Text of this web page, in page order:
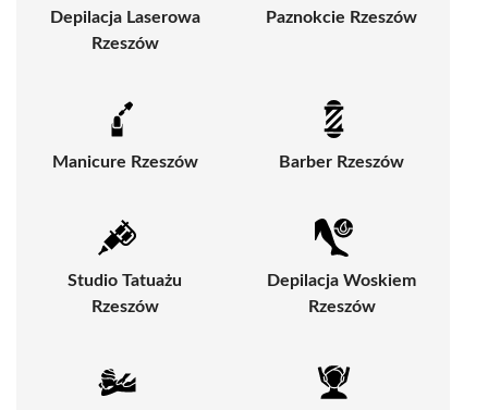
Depilacja Laserowa
Rzeszów
Paznokcie Rzeszów
Manicure Rzeszów Barber Rzeszów
Studio Tatuażu
Rzeszów
Depilacja Woskiem
Rzeszów